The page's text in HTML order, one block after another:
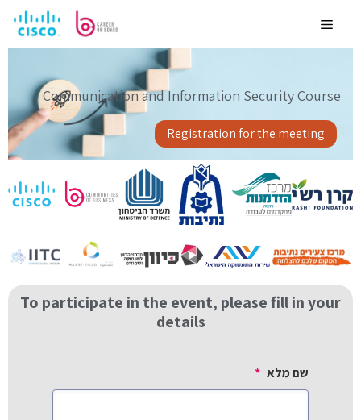
לתוכןMenu
Communication and Information Security Course
Registration for the meeting
To participate in the event, please fill in your
details
שם מלא *